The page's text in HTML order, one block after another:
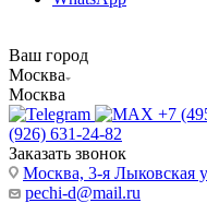
Ваш город
Москва
Москва
+7
(926) 631-24-82
Заказать звонок
Москва, 3-я Лыковская
pechi-d@mail.ru